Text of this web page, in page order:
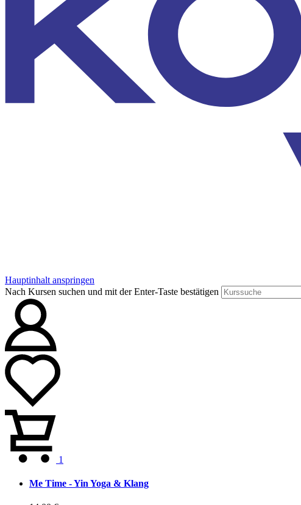
Hauptinhalt anspringen
Nach Kursen suchen und mit der Enter-Taste bestätigen
1
Me Time - Yin Yoga & Klang